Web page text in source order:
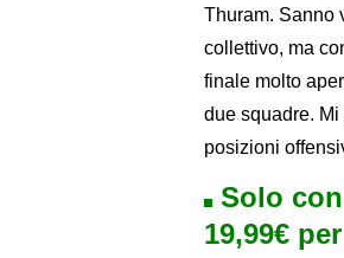
Thuram. Sanno
collettivo, ma
finale molto
due squadre. Mi
posizioni
Solo
19,99€